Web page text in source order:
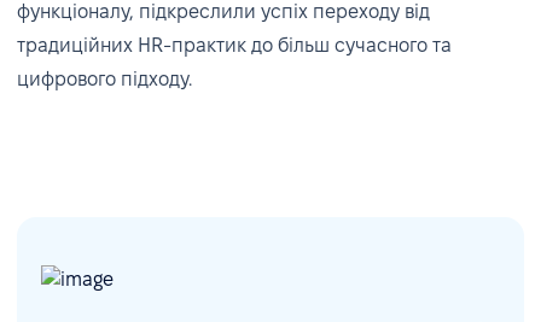
сприяло своєчасному прийняттю рішень.
функціоналу, підкреслили успіх переходу від
традиційних HR-практик до більш сучасного та
цифрового підходу.